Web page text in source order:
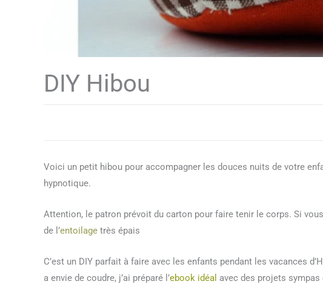
DIY Hibou
Voici un petit hibou pour accompagner les douces nuits de votre
hypnotique.
Attention, le patron prévoit du carton pour faire tenir le corps. Si
de l’entoilage très épais
C’est un DIY parfait à faire avec les enfants pendant les vacances
a envie de coudre, j’ai préparé l’ebook idéal avec des projets sympas